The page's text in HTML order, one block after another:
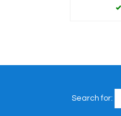
Search for: